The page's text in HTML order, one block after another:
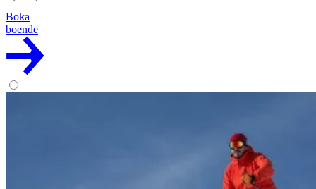
Boka
boende
Skidåkning blir bara roligare och roligare ju mer du åker! Med våra
duktiga skidinstruktörer kan alla lära sig någonting nytt – oavsett om
det är din första gång på skidor eller om du är van skidåkare